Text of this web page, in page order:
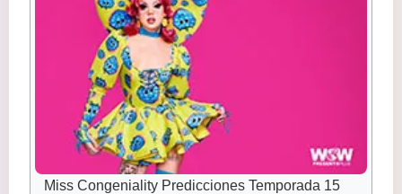
Miss Congeniality Predicciones Temporada 15